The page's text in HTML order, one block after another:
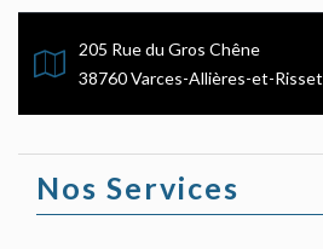
205 Rue du Gros Chêne
38760 Varces-Allières-et-Risset
Nos Services